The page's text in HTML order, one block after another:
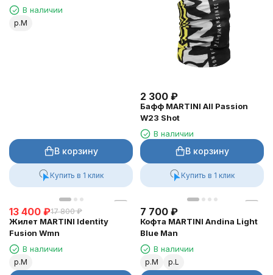
В наличии
р.M
В корзину
Купить в 1 клик
2 300 ₽
Бафф MARTINI All Passion
W23 Shot
В наличии
В корзину
Купить в 1 клик
13 400 ₽17 800 ₽
Жилет MARTINI Identity
Fusion Wmn
В наличии
р.M
7 700 ₽
Кофта MARTINI Andina Light
Blue Man
В наличии
р.M р.L